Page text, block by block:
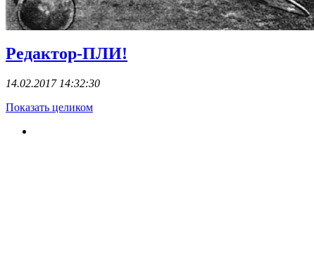
Редактор-ПЛИ!
14.02.2017 14:32:30
Показать целиком